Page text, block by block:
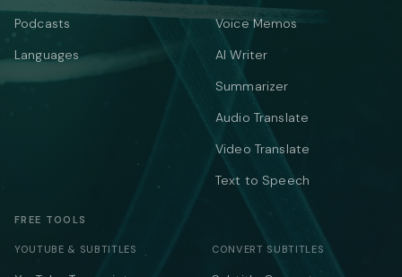
Podcasts
Languages
Voice Memos
AI Writer
Summarizer
Audio Translate
Video Translate
Text to Speech
FREE TOOLS
YOUTUBE & SUBTITLES CONVERT SUBTITLES